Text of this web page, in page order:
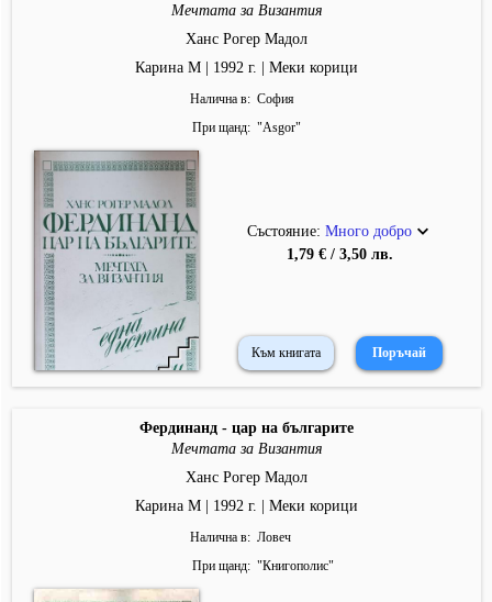
Мечтата за Византия
Ханс Рогер Мадол
Карина М | 1992 г. | Меки корици
Налична в
София
При щанд
"Asgor"
Състояние: Много добро
1,79 € / 3,50 лв.
Към книгата
Фердинанд - цар на българите
Мечтата за Византия
Ханс Рогер Мадол
Карина М | 1992 г. | Меки корици
Налична в
Ловеч
При щанд
"Книгополис"